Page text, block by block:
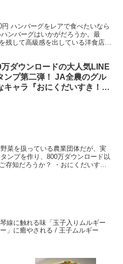
ハンバーグをレアで食べたいなら
ンバーグはいかがだろうか。最
残して高級感を出している洋食店が
ダウンロードの大人気LINE
ンプ第二弾！ JA全農のグル
キャラ『おにくだいすき！ゼ
菜を扱っている農業団体だが、実
ンプを作り、800万ダウンロード以
存知だろうか？ ・おにくだいす
線に触れる味「玉子入りムルギー
」に癒やされる / 王子ムルギー